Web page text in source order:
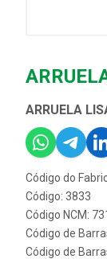
ARRUELA
Código do
Código: 3833
Código NCM:
Código de
Código de